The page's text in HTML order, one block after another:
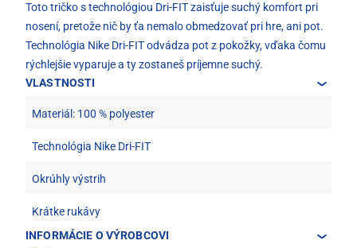
Toto tričko s technológiou Dri-FIT zaisťuje suchý komfort pri
nosení, pretože nič by ťa nemalo obmedzovať pri hre, ani pot.
Technológia Nike Dri-FIT odvádza pot z pokožky, vďaka čomu
rýchlejšie vyparuje a ty zostaneš príjemne suchý.
VLASTNOSTI
Materiál: 100 % polyester
Technológia Nike Dri-FIT
Okrúhly výstrih
Krátke rukávy
INFORMÁCIE O VÝROBCOVI